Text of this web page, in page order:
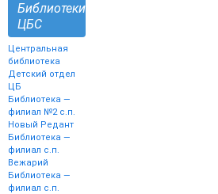
Библиотеки
ЦБС
Центральная
библиотека
Детский отдел
ЦБ
Библиотека —
филиал №2 с.п.
Новый Редант
Библиотека —
филиал с.п.
Вежарий
Библиотека —
филиал с.п.